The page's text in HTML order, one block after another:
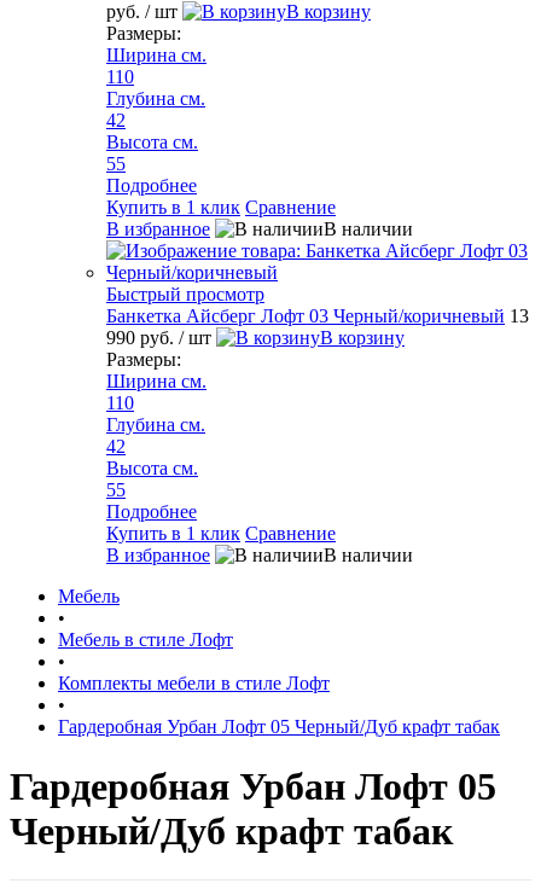
руб. / шт
В корзину
Размеры:
Ширина см.
110
Глубина см.
42
Высота см.
55
Подробнее
Купить в 1 клик Сравнение
В избранное
В наличии
Быстрый просмотр
Банкетка Айсберг Лофт 03 Черный/коричневый 13
990 руб. / шт
В корзину
Размеры:
Ширина см.
110
Глубина см.
42
Высота см.
55
Подробнее
Купить в 1 клик Сравнение
В избранное
В наличии
Мебель
•
Мебель в стиле Лофт
•
Комплекты мебели в стиле Лофт
•
Гардеробная Урбан Лофт 05 Черный/Дуб крафт табак
Гардеробная Урбан Лофт 05
Черный/Дуб крафт табак